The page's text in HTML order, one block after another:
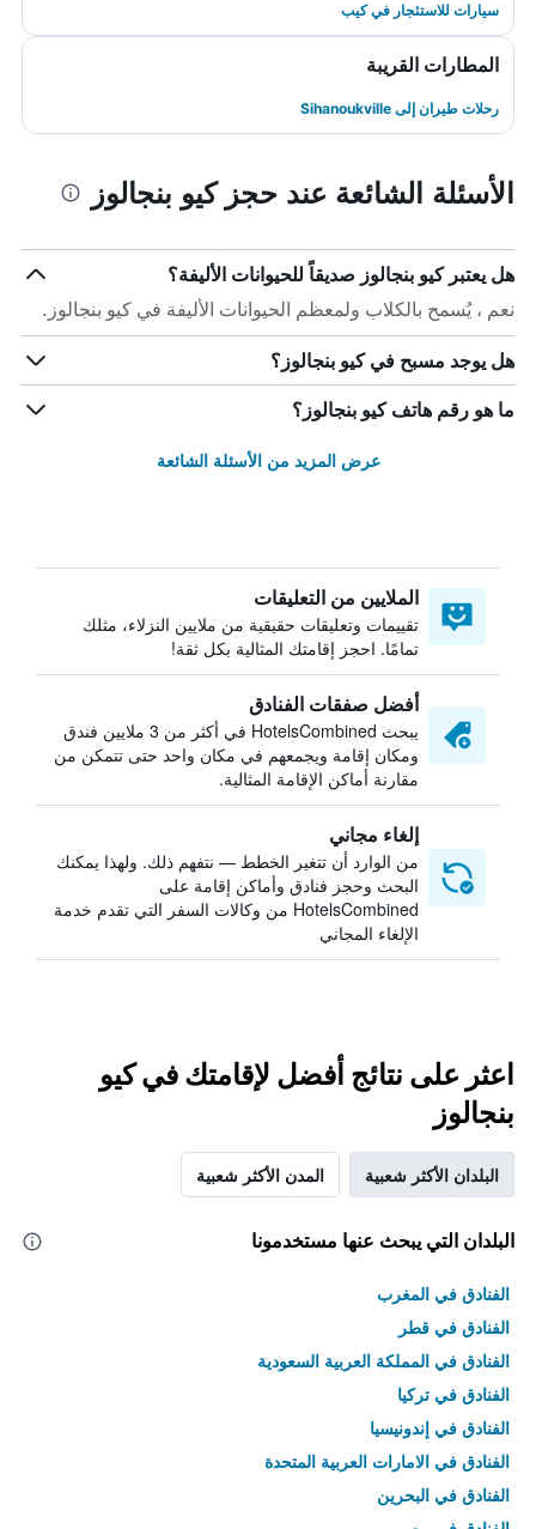
سيارات للاستئجار في كيب
المطارات القريبة
رحلات طيران إلى Sihanoukville
الأسئلة الشائعة عند حجز كيو بنجالوز
هل يعتبر كيو بنجالوز صديقاً للحيوانات الأليفة؟
نعم ، يُسمح بالكلاب ولمعظم الحيوانات الأليفة في كيو بنجالوز.
هل يوجد مسبح في كيو بنجالوز؟
ما هو رقم هاتف كيو بنجالوز؟
عرض المزيد من الأسئلة الشائعة
الملايين من التعليقات
تقييمات وتعليقات حقيقية من ملايين النزلاء، مثلك
تمامًا. احجز إقامتك المثالية بكل ثقة!
أفضل صفقات الفنادق
يبحث HotelsCombined في أكثر من 3 ملايين فندق
ومكان إقامة ويجمعهم في مكان واحد حتى تتمكن من
مقارنة أماكن الإقامة المثالية.
إلغاء مجاني
من الوارد أن تتغير الخطط — نتفهم ذلك. ولهذا يمكنك
البحث وحجز فنادق وأماكن إقامة على
HotelsCombined من وكالات السفر التي تقدم خدمة
الإلغاء المجاني
اعثر على نتائج أفضل لإقامتك في كيو
بنجالوز
البلدان الأكثر شعبية المدن الأكثر شعبية
البلدان التي يبحث عنها مستخدمونا
الفنادق في المغرب
الفنادق في قطر
الفنادق في المملكة العربية السعودية
الفنادق في تركيا
الفنادق في إندونيسيا
الفنادق في الامارات العربية المتحدة
الفنادق في البحرين